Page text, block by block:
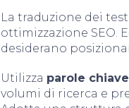
La traduzione dei
ottimizzazione SEO.
desiderano
Utilizza parole
volumi di ricerca e